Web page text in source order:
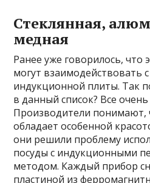
Стеклянная,
медная
Ранее уже говорилось, что
могут взаимодействовать
индукционной плиты. Так
в данный список? Все
Производители понимают,
обладает особенной
они решили проблему
посуды с индукционными
методом. Каждый прибор
пластиной из